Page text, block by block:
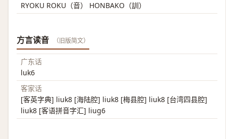
RYOKU ROKU（音） HONBAKO（訓）
方言读音 （旧版简文）
广东话
luk6
客家话
[客英字典] liuk8 [海陆腔] liuk8 [梅县腔] liuk8 [台湾四县腔]
liuk8 [客语拼音字汇] liug6